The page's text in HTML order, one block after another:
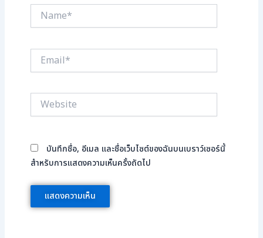
Name*
Email*
Website
บันทึกชื่อ, อีเมล และชื่อเว็บไซต์ของฉันบนเบราว์เซอร์นี้
สำหรับการแสดงความเห็นครั้งถัดไป